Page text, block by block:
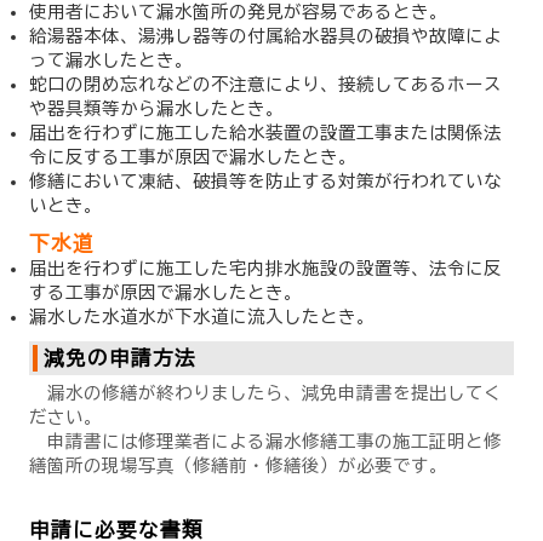
使用者において漏水箇所の発見が容易であるとき。
給湯器本体、湯沸し器等の付属給水器具の破損や故障によ
って漏水したとき。
蛇口の閉め忘れなどの不注意により、接続してあるホース
や器具類等から漏水したとき。
届出を行わずに施工した給水装置の設置工事または関係法
令に反する工事が原因で漏水したとき。
修繕において凍結、破損等を防止する対策が行われていな
いとき。
下水道
届出を行わずに施工した宅内排水施設の設置等、法令に反
する工事が原因で漏水したとき。
漏水した水道水が下水道に流入したとき。
減免の申請方法
漏水の修繕が終わりましたら、減免申請書を提出してく
ださい。
申請書には修理業者による漏水修繕工事の施工証明と修
繕箇所の現場写真（修繕前・修繕後）が必要です。
申請に必要な書類